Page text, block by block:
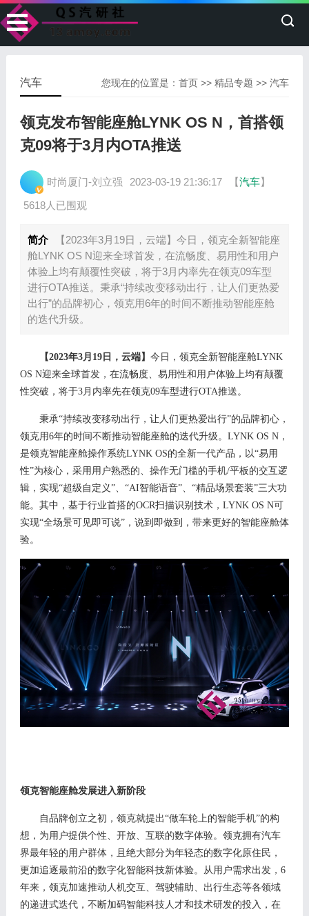
您现在的位置是：首页 >>精品专题 >>汽车
汽车
领克发布智能座舱LYNK OS N，首搭领
克09将于3月内OTA推送
时尚厦门-刘立强 2023-03-19 21:36:17 【汽车】
5618人已围观
简介
【2023年3月19日，云端】今日，领克全新智能座
舱LYNK OS N迎来全球首发，在流畅度、易用性和用户
体验上均有颠覆性突破，将于3月内率先在领克09车型
进行OTA推送。秉承“持续改变移动出行，让人们更热爱
出行”的品牌初心，领克用6年的时间不断推动智能座舱
的迭代升级。
【2023年3月 19日，云端】 今日，领克全新智能座舱LYNK
OS N迎来全球首发，在流畅度、易用性和用户体验上均有颠覆
性突破，将于3月 内率先在领克09车型进行OTA推送。
秉承“持续改变移动出行，让人们更热爱出行”的品牌初心，
领克用6年的时间不断推动智能座舱的迭代升级。LYNK OS N，
是领克智能座舱操作系统LYNK OS的全新一代产品， 以“易用
性”为核心，采用 用户熟悉的、操作无门槛的手机/平板的交互逻
辑， 实现“超级自定义”、“AI智能语音”、“精品场景套装”三大功
能。 其中，基于行业首搭的OCR扫描识别技术，LYNK OS N可
实现“全场景可见即可说”，说到即做到， 带来更好的智能座舱体
验。
领克智能座舱发展进入新阶段
自品牌创立之初，领克就提出“做车轮上的智能手机”的构
想， 为用户提供个性、开放、互联的数字体验。领克拥有汽车
界最年轻的用户群体，且绝大部分为年轻态的数字化原住民，
更加追逐最前沿的数字化智能科技新体验。从用户需求出发， 6
年来，领克加速推动人机交互、驾驶辅助、出行生态等各领域
的递进式迭代，不断加码智能科技人才和技术研发的投入，在